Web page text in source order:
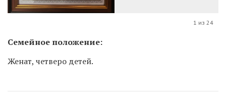
1 из 24
Семейное положение:
Женат, четверо детей.